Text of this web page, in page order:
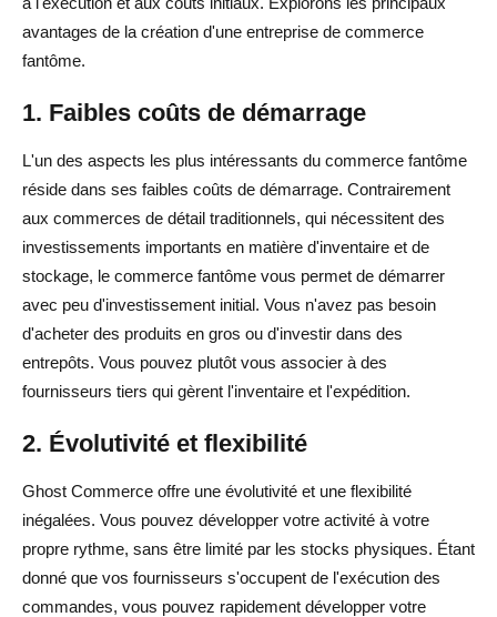
avantages de la création d'une entreprise de commerce
fantôme.
1. Faibles coûts de démarrage
L'un des aspects les plus intéressants du commerce fantôme
réside dans ses faibles coûts de démarrage. Contrairement
aux commerces de détail traditionnels, qui nécessitent des
investissements importants en matière d'inventaire et de
stockage, le commerce fantôme vous permet de démarrer
avec peu d'investissement initial. Vous n'avez pas besoin
d'acheter des produits en gros ou d'investir dans des
entrepôts. Vous pouvez plutôt vous associer à des
fournisseurs tiers qui gèrent l'inventaire et l'expédition.
2. Évolutivité et flexibilité
Ghost Commerce offre une évolutivité et une flexibilité
inégalées. Vous pouvez développer votre activité à votre
propre rythme, sans être limité par les stocks physiques. Étant
donné que vos fournisseurs s'occupent de l'exécution des
commandes, vous pouvez rapidement développer votre